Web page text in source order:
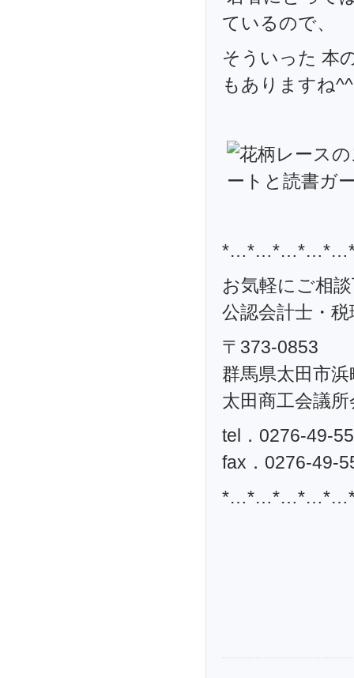
ているので、
そういった 本
もありますね
お気軽にご相
公認会計士・
〒373-0853
群馬県太田市
太田商工会議
tel．0276-49-
fax．0276-49-